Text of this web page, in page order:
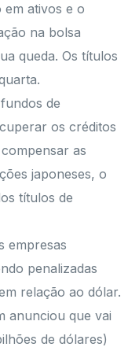
ativos e o
na bolsa
queda. Os títulos
de
os créditos
as
japoneses, o
títulos de
empresas
penalizadas
relação ao dólar.
anunciou que vai
de dólares)